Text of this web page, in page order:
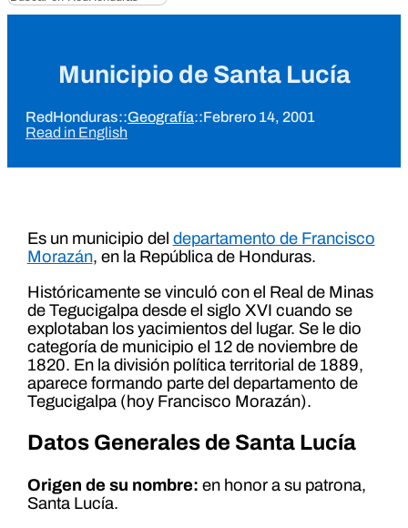
Municipio de Santa Lucía
RedHonduras::Geografía::Febrero 14, 2001
Read in English
Es un municipio del departamento de Francisco
Morazán, en la República de Honduras.
Históricamente se vinculó con el Real de Minas
de Tegucigalpa desde el siglo XVI cuando se
explotaban los yacimientos del lugar. Se le dio
categoría de municipio el 12 de noviembre de
1820. En la división política territorial de 1889,
aparece formando parte del departamento de
Tegucigalpa (hoy Francisco Morazán).
Datos Generales de Santa Lucía
Origen de su nombre: en honor a su patrona,
Santa Lucía.